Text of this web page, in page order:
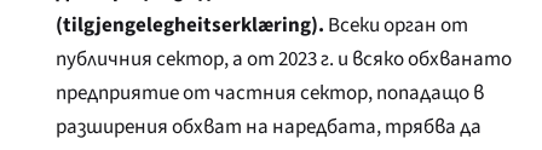
(tilgjengelegheitserklæring). Всеки орган от
публичния сектор, а от 2023 г. и всяко обхванато
предприятие от частния сектор, попадащо в
разширения обхват на наредбата, трябва да